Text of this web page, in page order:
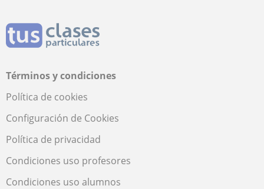
Términos y condiciones
Política de cookies
Configuración de Cookies
Política de privacidad
Condiciones uso profesores
Condiciones uso alumnos